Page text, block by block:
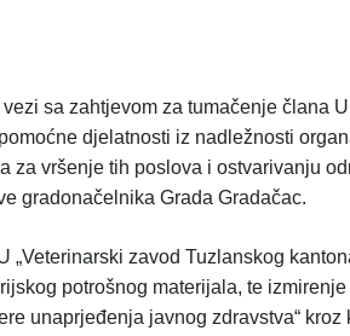
sa zahtjevom za tumačenje člana
djelatnosti iz nadležnosti
za vršenje tih poslova i ostvarivanju
gradonačelnika Grada Gradačac.
zavod Tuzlanskog
potrošnog materijala, te izmirenje
unaprjeđenja javnog zdravstva“ kroz